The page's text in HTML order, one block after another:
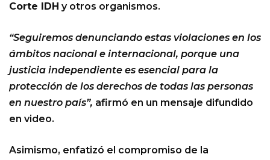
Corte IDH y otros organismos.
“Seguiremos denunciando estas violaciones en los
ámbitos nacional e internacional, porque una
justicia independiente es esencial para la
protección de los derechos de todas las personas
en nuestro país”, afirmó en un mensaje difundido
en video.
Asimismo, enfatizó el compromiso de la